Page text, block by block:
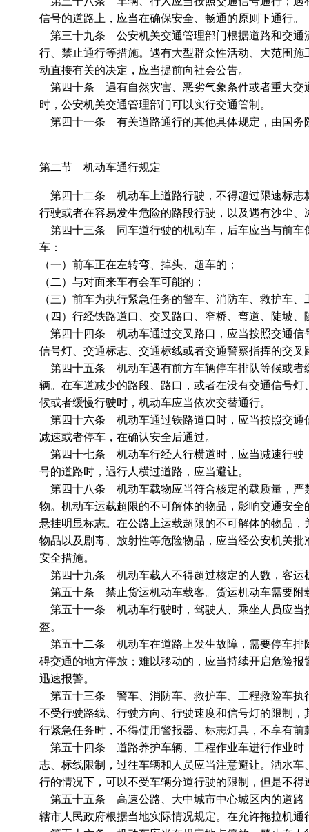
信号的道路上，应当在确保安全、畅通的原则下通行。
第三十九条 公安机关交通管理部门根据道路和交通
行、禁止通行等措施。遇有大型群众性活动、大范围
动直接有关的决定，应当提前向社会公告。
第四十条 遇有自然灾害、恶劣气象条件或者重大交
时，公安机关交通管理部门可以实行交通管制。
第四十一条 有关道路通行的其他具体规定，由国务
第二节 机动车通行规定
第四十二条 机动车上道路行驶，不得超过限速标志
行驶或者在容易发生危险的路段行驶，以及遇有沙尘
第四十三条 同车道行驶的机动车，后车应当与前车
车：
（一）前车正在左转弯、掉头、超车的；
（二）与对面来车有会车可能的；
（三）前车为执行紧急任务的警车、消防车、救护车、
（四）行经铁路道口、交叉路口、窄桥、弯道、陡坡
第四十四条 机动车通过交叉路口，应当按照交通信
信号灯、交通标志、交通标线或者交通警察指挥的交
第四十五条 机动车遇有前方车辆停车排队等候或者
辆。在车道减少的路段、路口，或者在没有交通信号
候或者缓慢行驶时，机动车应当依次交替通行。
第四十六条 机动车通过铁路道口时，应当按照交通
减速或者停车，在确认安全后通过。
第四十七条 机动车行经人行横道时，应当减速行驶
号的道路时，遇行人横过道路，应当避让。
第四十八条 机动车载物应当符合核定的载质量，严
物。机动车运载超限的不可解体的物品，影响交通安
悬挂明显标志。在公路上运载超限的不可解体的物品
物品以及剧毒、放射性等危险物品，应当经公安机关
安全措施。
第四十九条 机动车载人不得超过核定的人数，客运
第五十条 禁止货运机动车载客。货运机动车需要附
第五十一条 机动车行驶时，驾驶人、乘坐人员应当
盔。
第五十二条 机动车在道路上发生故障，需要停车排
碍交通的地方停放；难以移动的，应当持续开启危险
迅速报警。
第五十三条 警车、消防车、救护车、工程救险车执
不受行驶路线、行驶方向、行驶速度和信号灯的限制
行紧急任务时，不得使用警报器、标志灯具，不享有前
第五十四条 道路养护车辆、工程作业车进行作业时
志、标线限制，过往车辆和人员应当注意避让。洒水
行的情况下，可以不受车辆分道行驶的限制，但是不得
第五十五条 高速公路、大中城市中心城区内的道路
辖市人民政府根据当地实际情况规定。在允许拖拉机